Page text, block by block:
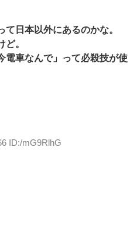
日本以外にあるのかな。
。
電車なんで」って必殺技が使
ID:/mG9RlhG